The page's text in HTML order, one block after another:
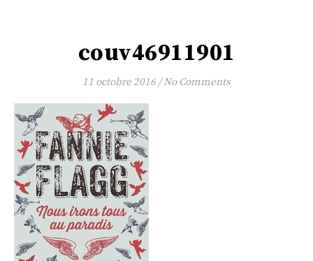
couv46911901
11 octobre 2016/ No Comments